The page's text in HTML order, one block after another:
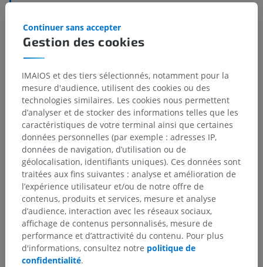
Neuroanatomie humaine
Traductions
Vous avez vu une erreur ?
N’hésitez pas à nous suggérer une correction, une
traduction, une amélioration de contenu.
Signaler un problème
Gestion des cookies
Continuer sans accepter
IMAIOS et des tiers sélectionnés, notamment pour la
mesure d'audience, utilisent des cookies ou des
technologies similaires. Les cookies nous permettent
d’analyser et de stocker des informations telles que les
caractéristiques de votre terminal ainsi que certaines
données personnelles (par exemple : adresses IP,
données de navigation, d’utilisation ou de
géolocalisation, identifiants uniques). Ces données sont
traitées aux fins suivantes : analyse et amélioration de
l’expérience utilisateur et/ou de notre offre de
contenus, produits et services, mesure et analyse
d’audience, interaction avec les réseaux sociaux,
affichage de contenus personnalisés, mesure de
performance et d’attractivité du contenu. Pour plus
d'informations, consultez notre politique de
confidentialité.